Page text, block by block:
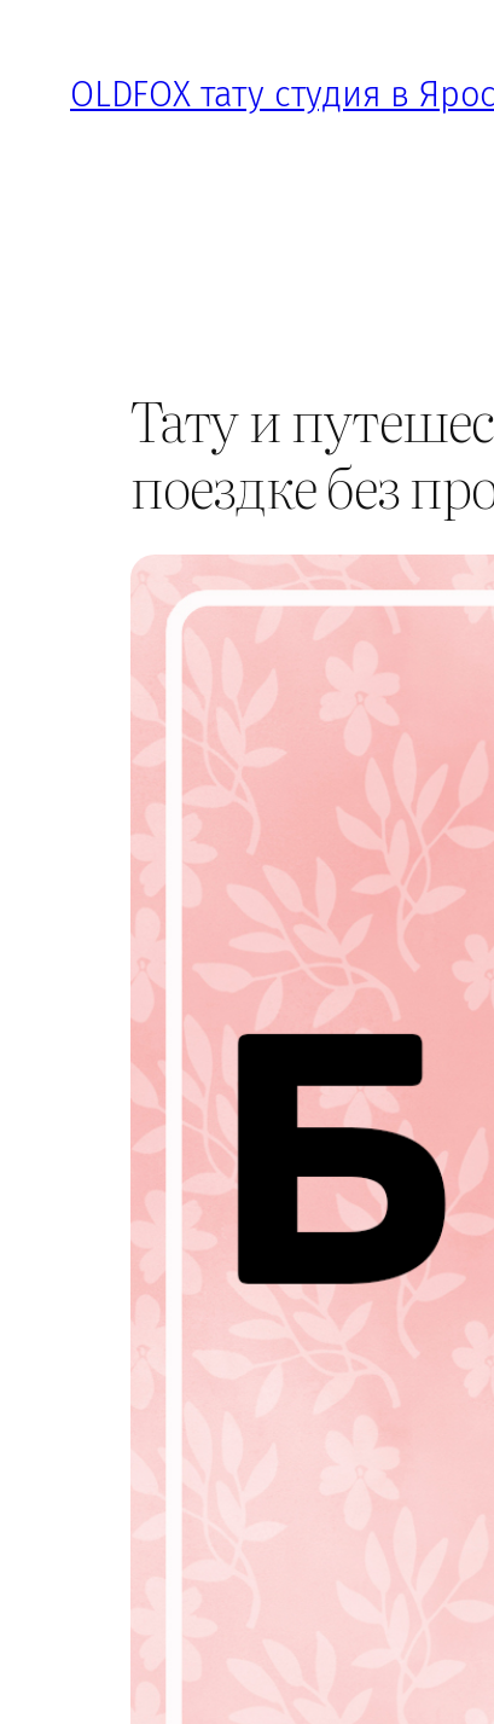
содержимому
OLDFOX тату студия в
Тату и
поездке без